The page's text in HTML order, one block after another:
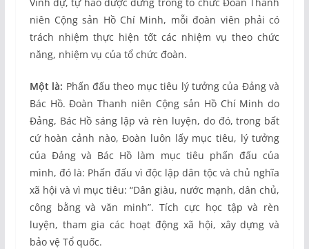
niên Cộng sản Hồ Chí Minh, mỗi đoàn viên phải có
trách nhiệm thực hiện tốt các nhiệm vụ theo chức
năng, nhiệm vụ của tổ chức đoàn.
Một là: Phấn đấu theo mục tiêu lý tưởng của Đảng và
Bác Hồ. Đoàn Thanh niên Cộng sản Hồ Chí Minh do
Đảng, Bác Hồ sáng lập và rèn luyện, do đó, trong bất
cứ hoàn cảnh nào, Đoàn luôn lấy mục tiêu, lý tưởng
của Đảng và Bác Hồ làm mục tiêu phấn đấu của
mình, đó là: Phấn đấu vì độc lập dân tộc và chủ nghĩa
xã hội và vì mục tiêu: “Dân giàu, nước mạnh, dân chủ,
công bằng và văn minh”. Tích cực học tập và rèn
luyện, tham gia các hoạt động xã hội, xây dựng và
bảo vệ Tổ quốc.